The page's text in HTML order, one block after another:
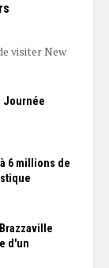
visiter New
Journée
6 millions de
d'un